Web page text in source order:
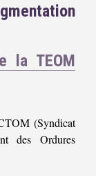
la TEOM
(Syndicat
des Ordures